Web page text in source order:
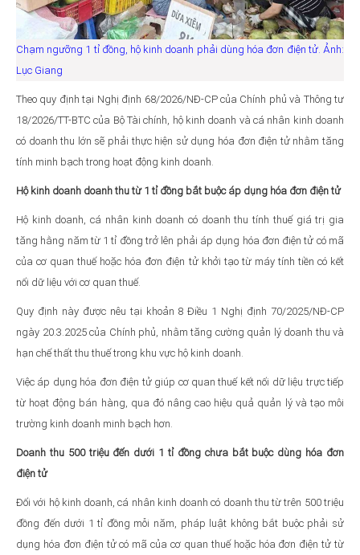
Chạm ngưỡng 1 tỉ đồng, hộ kinh doanh phải dùng hóa đơn điện tử. Ảnh:
Lục Giang
Theo quy định tại Nghị định 68/2026/NĐ-CP của Chính phủ và Thông tư
18/2026/TT-BTC của Bộ Tài chính, hộ kinh doanh và cá nhân kinh doanh
có doanh thu lớn sẽ phải thực hiện sử dụng hóa đơn điện tử nhằm tăng
tính minh bạch trong hoạt động kinh doanh.
Hộ kinh doanh doanh thu từ 1 tỉ đồng bắt buộc áp dụng hóa đơn điện tử
Hộ kinh doanh, cá nhân kinh doanh có doanh thu tính thuế giá trị gia
tăng hằng năm từ 1 tỉ đồng trở lên phải áp dụng hóa đơn điện tử có mã
của cơ quan thuế hoặc hóa đơn điện tử khởi tạo từ máy tính tiền có kết
nối dữ liệu với cơ quan thuế.
Quy định này được nêu tại khoản 8 Điều 1 Nghị định 70/2025/NĐ-CP
ngày 20.3.2025 của Chính phủ, nhằm tăng cường quản lý doanh thu và
hạn chế thất thu thuế trong khu vực hộ kinh doanh.
Việc áp dụng hóa đơn điện tử giúp cơ quan thuế kết nối dữ liệu trực tiếp
từ hoạt động bán hàng, qua đó nâng cao hiệu quả quản lý và tạo môi
trường kinh doanh minh bạch hơn.
Doanh thu 500 triệu đến dưới 1 tỉ đồng chưa bắt buộc dùng hóa đơn
điện tử
Đối với hộ kinh doanh, cá nhân kinh doanh có doanh thu từ trên 500 triệu
đồng đến dưới 1 tỉ đồng mỗi năm, pháp luật không bắt buộc phải sử
dụng hóa đơn điện tử có mã của cơ quan thuế hoặc hóa đơn điện tử từ